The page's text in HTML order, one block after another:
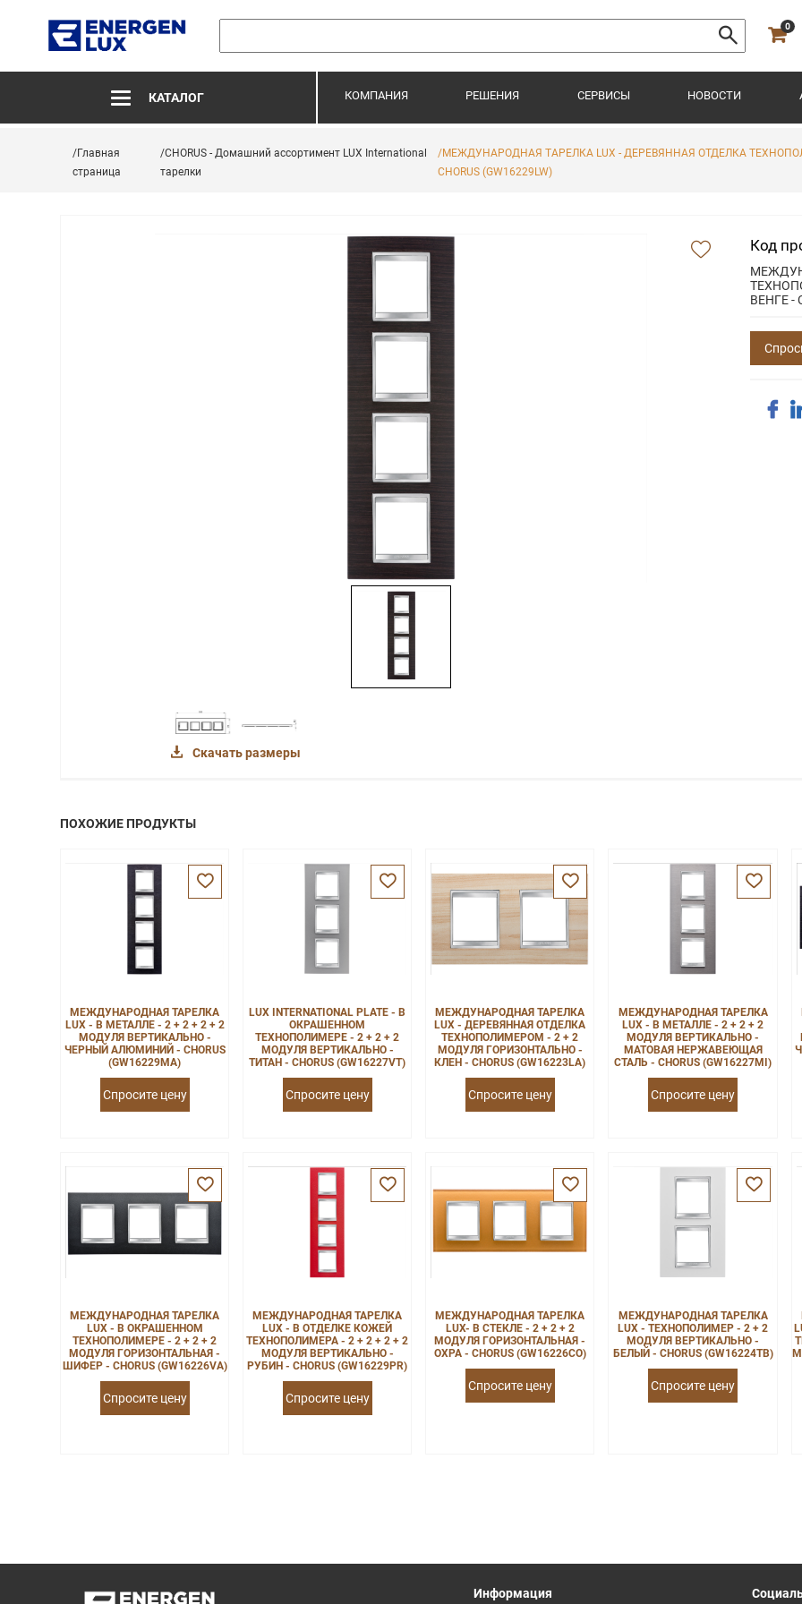
0
КАТАЛОГ КОМПАНИЯ РЕШЕНИЯ СЕРВИСЫ НОВОСТИ
/Главная
страница
/CHORUS - Домашний ассортимент LUX International
тарелки
/МЕЖДУНАРОДНАЯ ТАРЕЛКА LUX - ДЕРЕВЯННАЯ ОТДЕЛКА
CHORUS (GW16229LW)
Скачать размеры
Код
ВЕНГЕ -
ПОХОЖИЕ ПРОДУКТЫ
МЕЖДУНАРОДНАЯ ТАРЕЛКА
LUX - В МЕТАЛЛЕ - 2 + 2 + 2 + 2
МОДУЛЯ ВЕРТИКАЛЬНО -
ЧЕРНЫЙ АЛЮМИНИЙ - CHORUS
(GW16229MA)
Спросите цену
LUX INTERNATIONAL PLATE - В
ОКРАШЕННОМ
ТЕХНОПОЛИМЕРЕ - 2 + 2 + 2
МОДУЛЯ ВЕРТИКАЛЬНО -
ТИТАН - CHORUS (GW16227VT)
Спросите цену
МЕЖДУНАРОДНАЯ ТАРЕЛКА
LUX - ДЕРЕВЯННАЯ ОТДЕЛКА
ТЕХНОПОЛИМЕРОМ - 2 + 2
МОДУЛЯ ГОРИЗОНТАЛЬНО -
КЛЕН - CHORUS (GW16223LA)
Спросите цену
МЕЖДУНАРОДНАЯ ТАРЕЛКА
LUX - В МЕТАЛЛЕ - 2 + 2 + 2
МОДУЛЯ ВЕРТИКАЛЬНО -
МАТОВАЯ НЕРЖАВЕЮЩАЯ
СТАЛЬ - CHORUS (GW16227MI)
Спросите цену
МЕЖДУНАРОДНАЯ ТАРЕЛКА
LUX - В ОКРАШЕННОМ
ТЕХНОПОЛИМЕРЕ - 2 + 2 + 2
МОДУЛЯ ГОРИЗОНТАЛЬНАЯ -
ШИФЕР - CHORUS (GW16226VA)
Спросите цену
МЕЖДУНАРОДНАЯ ТАРЕЛКА
LUX - В ОТДЕЛКЕ КОЖЕЙ
ТЕХНОПОЛИМЕРА - 2 + 2 + 2 + 2
МОДУЛЯ ВЕРТИКАЛЬНО -
РУБИН - CHORUS (GW16229PR)
Спросите цену
МЕЖДУНАРОДНАЯ ТАРЕЛКА
LUX- В СТЕКЛЕ - 2 + 2 + 2
МОДУЛЯ ГОРИЗОНТАЛЬНАЯ -
ОХРА - CHORUS (GW16226CO)
Спросите цену
МЕЖДУНАРОДНАЯ ТАРЕЛКА
LUX - ТЕХНОПОЛИМЕР - 2 + 2
МОДУЛЯ ВЕРТИКАЛЬНО -
БЕЛЫЙ - CHORUS (GW16224TB)
Спросите цену
Информация